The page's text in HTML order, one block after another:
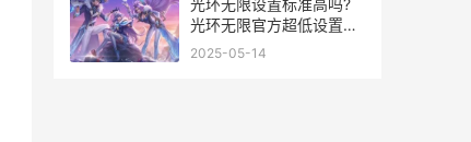
光环无限设置标准高吗?
光环无限官方超低设置标
准主推 光环无限设置无法
2025-05-14